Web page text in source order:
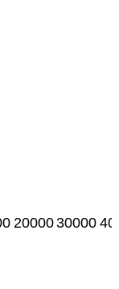
2000030000